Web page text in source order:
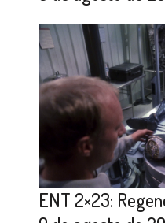
ENT 2×23: